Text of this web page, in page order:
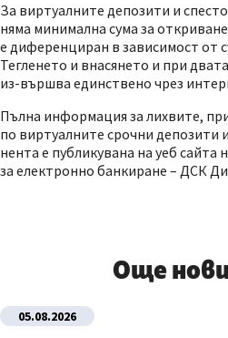
За виртуалните депозити и
няма минимална сума за
е диференциран в зависимост от
Тегленето и внасянето и при
из-вършва единствено чрез
Пълна информация за лихвите,
по виртуалните срочни депозити
нента е публикувана на уеб сайта
за електронно банкиране – ДСК
Още
05.08.2026